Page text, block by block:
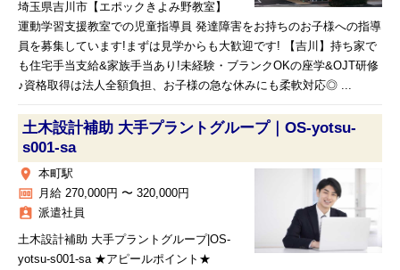
埼玉県吉川市【エポックきよみ野教室】
運動学習支援教室での児童指導員 発達障害をお持ちのお子様への指導
員を募集しています!まずは見学からも大歓迎です! 【吉川】持ち家で
も住宅手当支給&家族手当あり!未経験・ブランクOKの座学&OJT研修
♪資格取得は法人全額負担、お子様の急な休みにも柔軟対応◎ ...
土木設計補助 大手プラントグループ｜OS-yotsu-
s001-sa
place 本町駅
money 月給 270,000円 〜 320,000円
assignment_ind 派遣社員
土木設計補助 大手プラントグループ|OS-
yotsu-s001-sa ★アピールポイント★